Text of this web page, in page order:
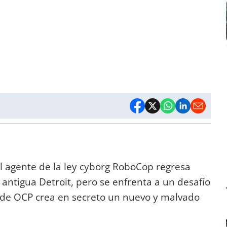
agente de la ley cyborg RoboCop regresa
Detroit, pero se enfrenta a un desafío
OCP crea en secreto un nuevo y malvado